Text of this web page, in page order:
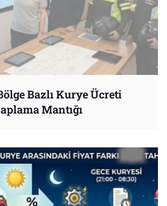
Bazlı Kurye Ücreti
Mantığı